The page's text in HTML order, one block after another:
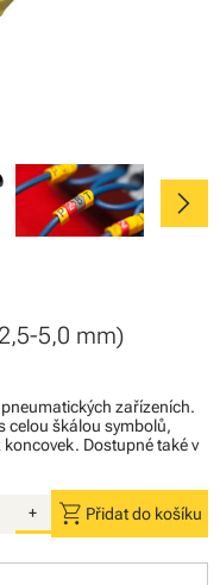
chevron_right
5,0 mm)
zařízeních.
celou škálou symbolů,
Dostupné také v
+ shopping_cart Přidat do košíku